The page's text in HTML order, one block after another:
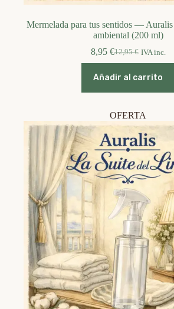
Mermelada para tus sentidos —
ambiental (200 ml)
12,95€
El
original
8,95 €El
actual
IVA inc.
Añadir al carrito
OFERTA